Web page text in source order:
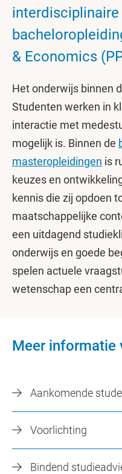
interdisciplinaire
& Economics
Het onderwijs binnen
Studenten werken in
interactie met
mogelijk is. Binnen de
masteropleidingen is
keuzes en
kennis die zij opdoen
maatschappelijke
een uitdagend
onderwijs en goede
spelen actuele
wetenschap een
Meer informatie
Aankomende
Voorlichting
Bindend